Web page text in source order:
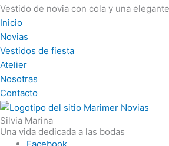
Vestido de novia con cola y una
Inicio
Novias
Vestidos de fiesta
Atelier
Nosotras
Contacto
Silvia Marina
Una vida dedicada a las bodas